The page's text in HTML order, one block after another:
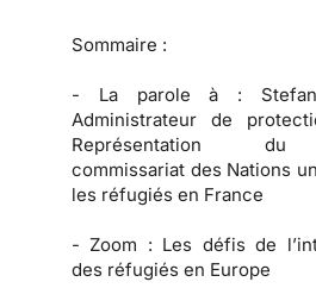
Sommaire :
- La parole à :
Administrateur de
Représentation
commissariat des Nations
les réfugiés en France
- Zoom : Les défis de
des réfugiés en Europe